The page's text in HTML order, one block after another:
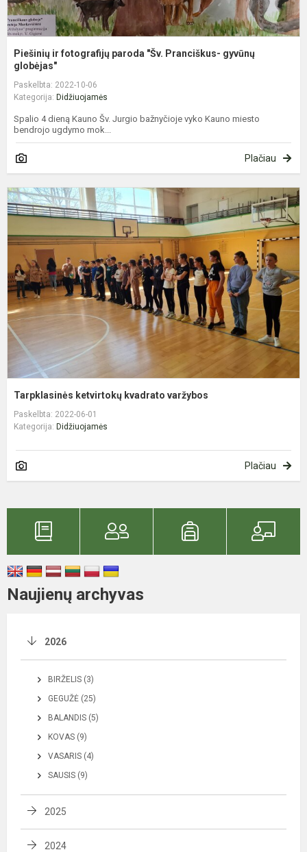
Piešinių ir fotografijų paroda "Šv. Pranciškus- gyvūnų
globėjas"
Paskelbta: 2022-10-06
Kategorija: Didžiuojamės
Spalio 4 dieną Kauno Šv. Jurgio bažnyčioje vyko Kauno miesto
bendrojo ugdymo mok...
Plačiau
Tarpklasinės ketvirtokų kvadrato varžybos
Paskelbta: 2022-06-01
Kategorija: Didžiuojamės
Plačiau
Naujienų archyvas
2026
BIRŽELIS (3)
GEGUŽĖ (25)
BALANDIS (5)
KOVAS (9)
VASARIS (4)
SAUSIS (9)
2025
2024